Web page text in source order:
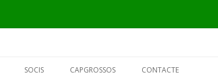
SOCIS CAPGROSSOS CONTACTE